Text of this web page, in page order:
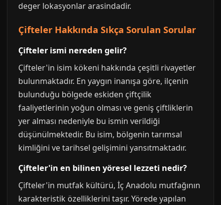
deger lokasyonlar arasindadir.
Çifteler Hakkında Sıkça Sorulan Sorular
Çifteler ismi nereden gelir?
Çifteler'in isim kökeni hakkında çeşitli rivayetler
bulunmaktadır. En yaygın inanışa göre, ilçenin
bulunduğu bölgede eskiden çiftçilik
faaliyetlerinin yoğun olması ve geniş çiftliklerin
yer alması nedeniyle bu ismin verildiği
düşünülmektedir. Bu isim, bölgenin tarımsal
kimliğini ve tarihsel gelişimini yansıtmaktadır.
Çifteler'in en bilinen yöresel lezzeti nedir?
Çifteler'in mutfak kültürü, İç Anadolu mutfağının
karakteristik özelliklerini taşır. Yörede yapılan